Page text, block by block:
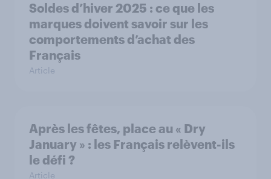
Soldes d’hiver 2025 : ce que les
marques doivent savoir sur les
comportements d’achat des
Français
Article
Après les fêtes, place au « Dry
January » : les Français relèvent-ils
le défi ?
Article